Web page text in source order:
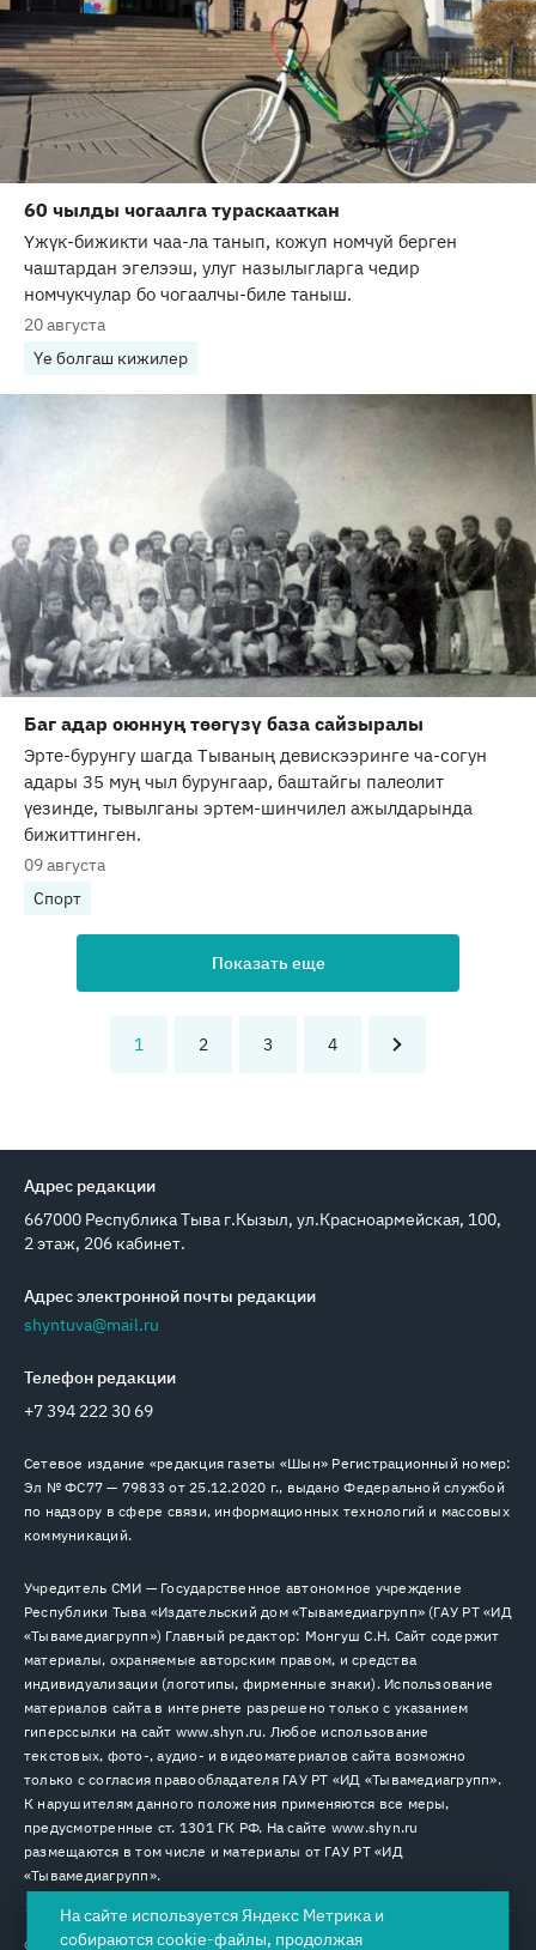
60 чылды чогаалга тураскааткан
Үжүк-бижикти чаа-ла танып, кожуп номчуй берген
чаштардан эгелээш, улуг назылыгларга чедир
номчукчулар бо чогаалчы-биле таныш.
20 августа
Үе болгаш кижилер
Баг адар оюннуң төөгүзү база сайзыралы
Эрте-бурунгу шагда Тываның девискээринге ча-согун
адары 35 муң чыл бурунгаар, баштайгы палеолит
үезинде, тывылганы эртем-шинчилел ажылдарында
бижиттинген.
09 августа
Спорт
Показать еще
1 2 3 4
Адрес редакции
667000 Республика Тыва г.Кызыл, ул.Красноармейская, 100,
2 этаж, 206 кабинет.
Адрес электронной почты редакции
shyntuva@mail.ru
Телефон редакции
+7 394 222 30 69
Сетевое издание «редакция газеты «Шын» Регистрационный номер:
Эл № ФС77 — 79833 от 25.12.2020 г., выдано Федеральной службой
по надзору в сфере связи, информационных технологий и массовых
коммуникаций.
Учредитель СМИ — Государственное автономное учреждение
Республики Тыва «Издательский дом «Тывамедиагрупп» (ГАУ РТ «ИД
«Тывамедиагрупп») Главный редактор: Монгуш С.Н. Сайт содержит
материалы, охраняемые авторским правом, и средства
индивидуализации (логотипы, фирменные знаки). Использование
материалов сайта в интернете разрешено только с указанием
гиперссылки на сайт www.shyn.ru. Любое использование
текстовых, фото-, аудио- и видеоматериалов сайта возможно
только с согласия правообладателя ГАУ РТ «ИД «Тывамедиагрупп».
К нарушителям данного положения применяются все меры,
предусмотренные ст. 1301 ГК РФ. На сайте www.shyn.ru
размещаются в том числе и материалы от ГАУ РТ «ИД
«Тывамедиагрупп».
© 2026. Все права защищены. 12+
На сайте используется Яндекс Метрика и
собираются cookie-файлы, продолжая